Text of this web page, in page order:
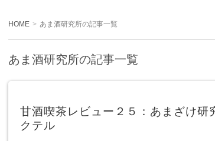
HOME あま酒研究所の記事一覧
あま酒研究所の記事一覧
甘酒喫茶レビュー２５：あまざけ
クテル